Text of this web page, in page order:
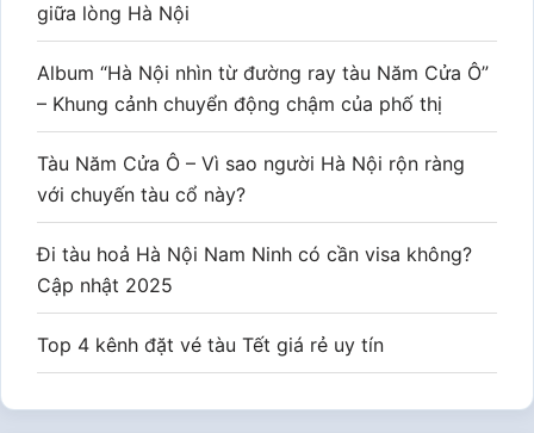
giữa lòng Hà Nội
Album “Hà Nội nhìn từ đường ray tàu Năm Cửa Ô”
– Khung cảnh chuyển động chậm của phố thị
Tàu Năm Cửa Ô – Vì sao người Hà Nội rộn ràng
với chuyến tàu cổ này?
Đi tàu hoả Hà Nội Nam Ninh có cần visa không?
Cập nhật 2025
Top 4 kênh đặt vé tàu Tết giá rẻ uy tín